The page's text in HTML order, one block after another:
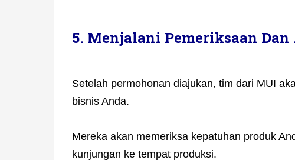
5. Menjalani Pemeriksaan
Setelah permohonan diajukan, tim dari MUI
bisnis Anda.
Mereka akan memeriksa kepatuhan produk
kunjungan ke tempat produksi.